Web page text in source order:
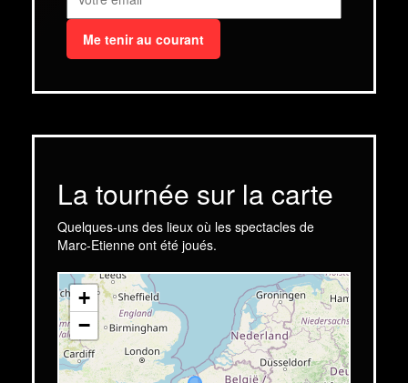
Me tenir au courant
La tournée sur la carte
Quelques-uns des lieux où les spectacles de
Marc-Etienne ont été joués.
+
−